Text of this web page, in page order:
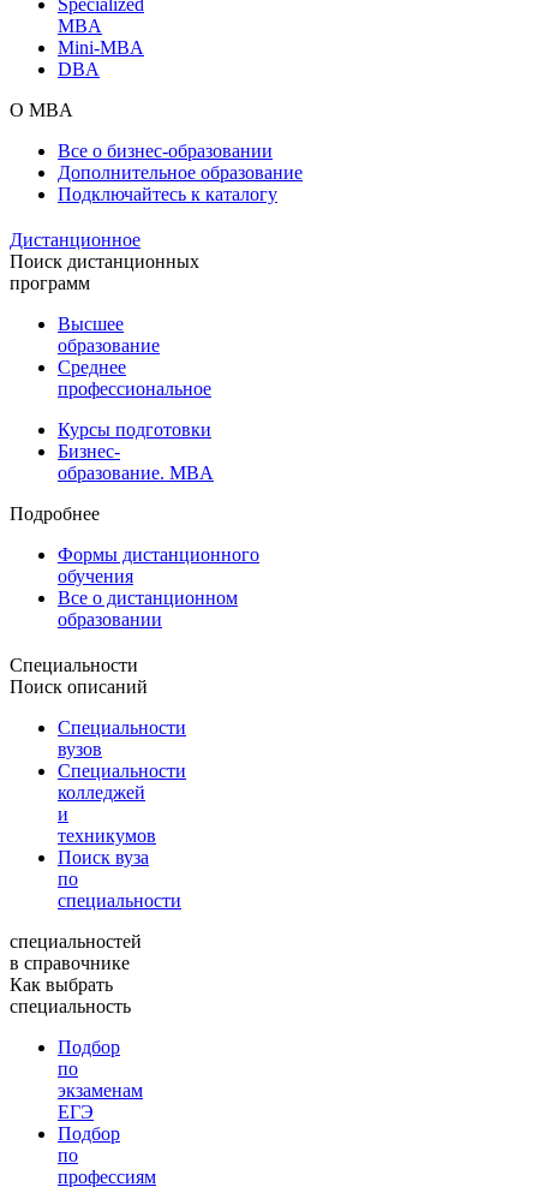
MBA
Mini-MBA
DBA
О MBA
Все о бизнес-образовании
Дополнительное образование
Подключайтесь к каталогу
Дистанционное
Поиск дистанционных
программ
Высшее
образование
Среднее
профессиональное
Курсы подготовки
Бизнес-
образование. MBA
Подробнее
Формы дистанционного
обучения
Все о дистанционном
образовании
Специальности
Поиск описаний
Специальности
вузов
Специальности
колледжей
и
техникумов
Поиск вуза
по
специальности
специальностей
в справочнике
Как выбрать
специальность
Подбор
по
экзаменам
ЕГЭ
Подбор
по
профессиям